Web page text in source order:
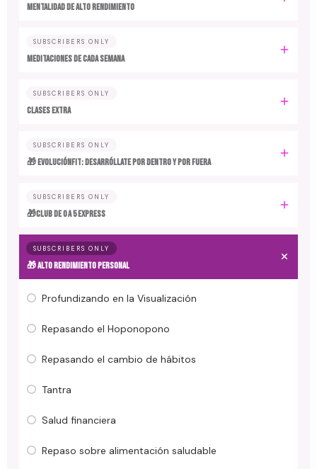
MENTALIDAD DE ALTO RENDIMIENTO
SUBSCRIBERS ONLY
MEDITACIONES DE CADA SEMANA
SUBSCRIBERS ONLY
CLASES EXTRA
SUBSCRIBERS ONLY
🎁 EvoluciónFit: desarróllate por dentro y por fuera
SUBSCRIBERS ONLY
🎁Club de 0 a 5 EXPRESS
SUBSCRIBERS ONLY
🎁 ALTO RENDIMIENTO PERSONAL
Profundizando en la Visualización
Repasando el Hoponopono
Repasando el cambio de hábitos
Tantra
Salud financiera
Repaso sobre alimentación saludable